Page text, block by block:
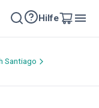
Hilfe
Santiago